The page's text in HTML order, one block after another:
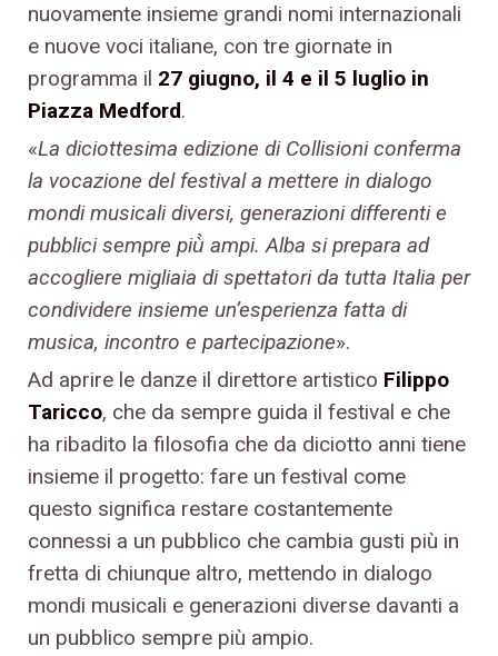
nuovamente insieme grandi nomi internazionali
e nuove voci italiane, con tre giornate in
programma il 27 giugno, il 4 e il 5 luglio in
Piazza Medford.
«La diciottesima edizione di Collisioni conferma
la vocazione del festival a mettere in dialogo
mondi musicali diversi, generazioni differenti e
pubblici sempre più̀ ampi. Alba si prepara ad
accogliere migliaia di spettatori da tutta Italia per
condividere insieme un’esperienza fatta di
musica, incontro e partecipazione».
Ad aprire le danze il direttore artistico Filippo
Taricco, che da sempre guida il festival e che
ha ribadito la filosofia che da diciotto anni tiene
insieme il progetto: fare un festival come
questo significa restare costantemente
connessi a un pubblico che cambia gusti più in
fretta di chiunque altro, mettendo in dialogo
mondi musicali e generazioni diverse davanti a
un pubblico sempre più ampio.